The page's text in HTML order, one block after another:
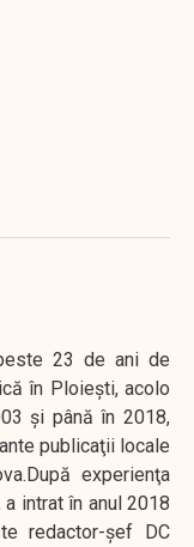
23 de ani de
în Ploieşti, acolo
şi până în 2018,
publicaţii locale
experienţa
intrat în anul 2018
redactor-şef DC